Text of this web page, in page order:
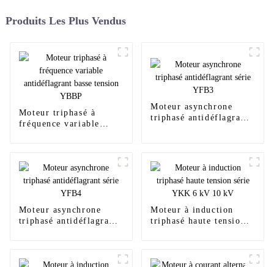
Produits Les Plus Vendus
Moteur triphasé à
fréquence variable
Moteur asynchrone
triphasé antidéflagrant
Moteur asynchrone
triphasé antidéflagrant
Moteur à induction
triphasé haute tension